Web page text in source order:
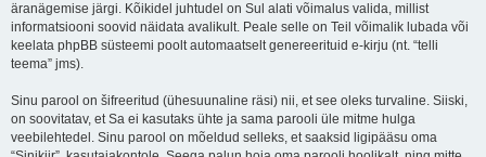
äranägemise järgi. Kõikidel juhtudel on Sul alati võimalus valida, millist
informatsiooni soovid näidata avalikult. Peale selle on Teil võimalik lubada või
keelata phpBB süsteemi poolt automaatselt genereerituid e-kirju (nt. “telli
teema” jms).
Sinu parool on šifreeritud (ühesuunaline räsi) nii, et see oleks turvaline. Siiski,
on soovitatav, et Sa ei kasutaks ühte ja sama parooli üle mitme hulga
veebilehtedel. Sinu parool on mõeldud selleks, et saaksid ligipääsu oma